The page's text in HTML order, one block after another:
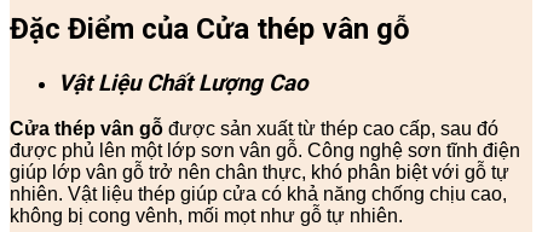
Đặc Điểm của Cửa thép vân gỗ
Vật Liệu Chất Lượng Cao
Cửa thép vân gỗ được sản xuất từ thép cao cấp, sau đó
được phủ lên một lớp sơn vân gỗ. Công nghệ sơn tĩnh điện
giúp lớp vân gỗ trở nên chân thực, khó phân biệt với gỗ tự
nhiên. Vật liệu thép giúp cửa có khả năng chống chịu cao,
không bị cong vênh, mối mọt như gỗ tự nhiên.